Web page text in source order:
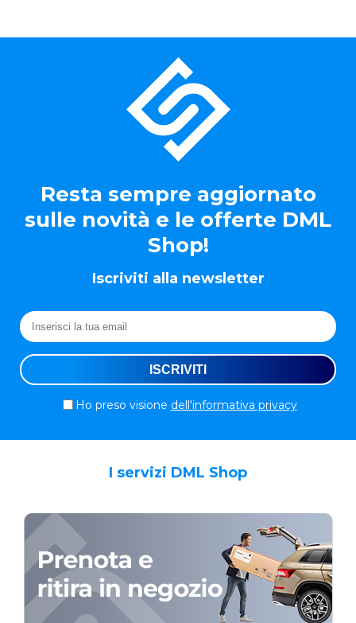
Resta sempre aggiornato
sulle novità e le offerte DML
Shop!
Iscriviti alla newsletter
Ho preso visione dell'informativa privacy
I servizi DML Shop